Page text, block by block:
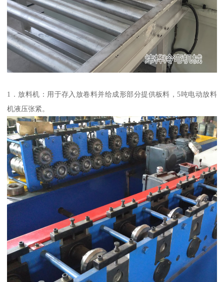
1．放料机：用于存入放卷料并给成形部分提供板料，5吨电动放料
机液压张紧。